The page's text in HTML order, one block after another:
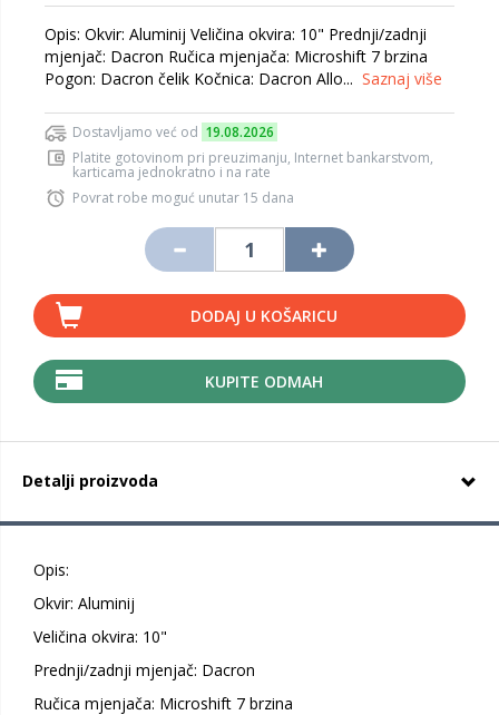
Opis: Okvir: Aluminij Veličina okvira: 10" Prednji/zadnji
mjenjač: Dacron Ručica mjenjača: Microshift 7 brzina
Pogon: Dacron čelik Kočnica: Dacron Allo... Saznaj više
Dostavljamo već od 19.08.2026
Platite gotovinom pri preuzimanju, Internet bankarstvom,
karticama jednokratno i na rate
Povrat robe moguć unutar 15 dana
DODAJ U KOŠARICU
KUPITE ODMAH
Detalji proizvoda
Opis:
Okvir: Aluminij
Veličina okvira: 10"
Prednji/zadnji mjenjač: Dacron
Ručica mjenjača: Microshift 7 brzina